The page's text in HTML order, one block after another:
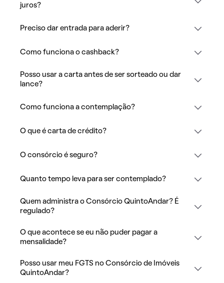
juros?
Preciso dar entrada para aderir?
Como funciona o cashback?
Posso usar a carta antes de ser sorteado ou dar
lance?
Como funciona a contemplação?
O que é carta de crédito?
O consórcio é seguro?
Quanto tempo leva para ser contemplado?
Quem administra o Consórcio QuintoAndar? É
regulado?
O que acontece se eu não puder pagar a
mensalidade?
Posso usar meu FGTS no Consórcio de Imóveis
QuintoAndar?